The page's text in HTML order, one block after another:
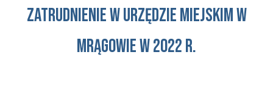
zatrudnienie w urzędzie miejskim w
Mrągowie w 2022 r.